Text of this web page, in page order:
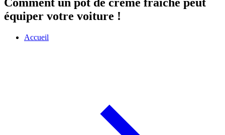
Comment un pot de crème fraiche peut
équiper votre voiture !
Accueil